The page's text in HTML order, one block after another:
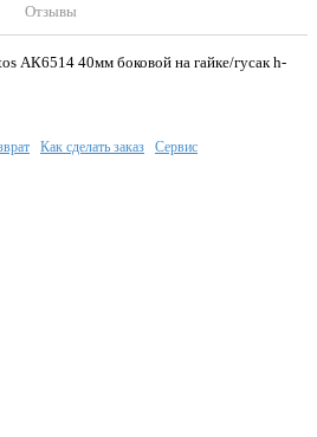
Отзывы
АК6514 40мм боковой на гайке/гусак h-
Как сделать заказ Сервис